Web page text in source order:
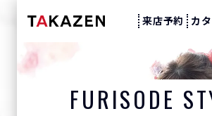
来店予約 カ
振袖スタイル
FURISODE